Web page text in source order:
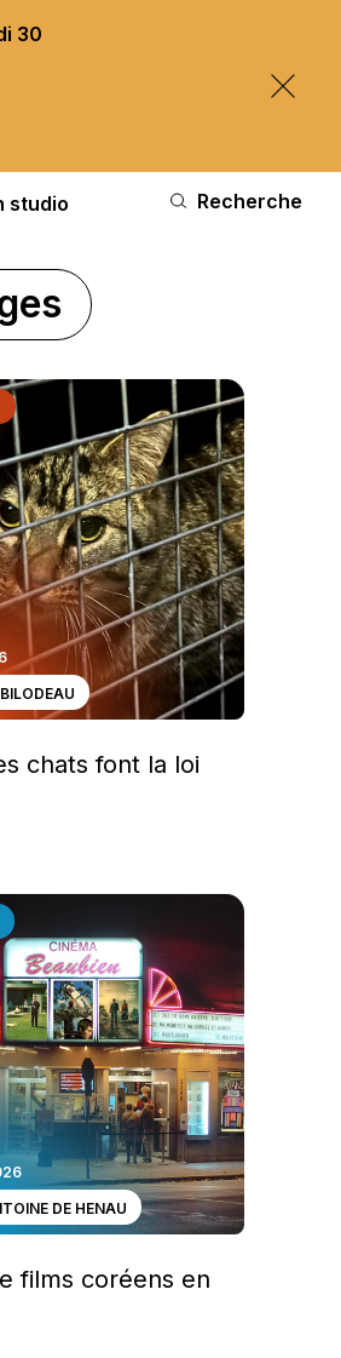
30
studio Recherche
chats font la loi
DE HENAU
films coréens en